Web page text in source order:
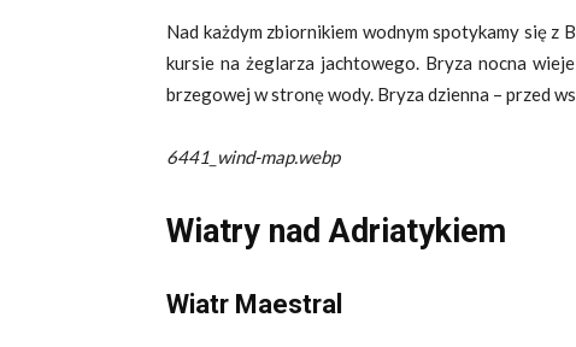
Nad każdym zbiornikiem wodnym spotykamy się z
kursie na żeglarza jachtowego. Bryza nocna
brzegowej w stronę wody. Bryza dzienna – przed
6441_wind-map.webp
Wiatry nad Adriatykiem
Wiatr Maestral